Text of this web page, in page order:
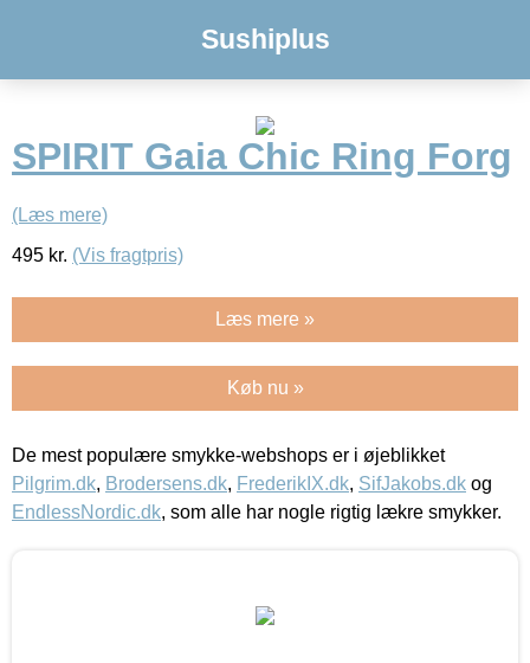
Sushiplus
SPIRIT Gaia Chic Ring Forg
(Læs mere)
495 kr. (Vis fragtpris)
Læs mere »
Køb nu »
De mest populære smykke-webshops er i øjeblikket
Pilgrim.dk, Brodersens.dk, FrederikIX.dk, SifJakobs.dk og
EndlessNordic.dk, som alle har nogle rigtig lækre smykker.